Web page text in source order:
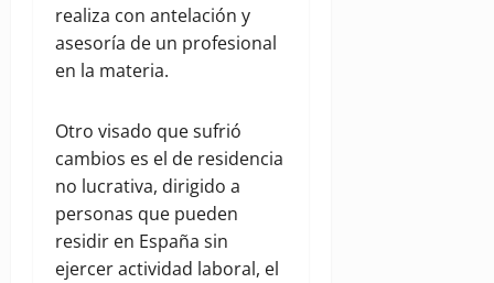
realiza con antelación y
asesoría de un profesional
en la materia.
Otro visado que sufrió
cambios es el de residencia
no lucrativa, dirigido a
personas que pueden
residir en España sin
ejercer actividad laboral, el